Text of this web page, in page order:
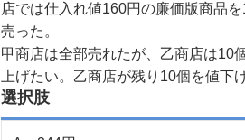
店では仕入れ値160円の廉価版商品
売った。
甲商店は全部売れたが、乙商店は10
上げたい。乙商店が残り10個を値
選択肢